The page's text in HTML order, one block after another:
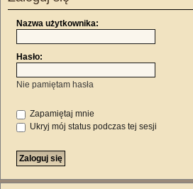
Nazwa użytkownika:
Hasło:
Nie pamiętam hasła
Zapamiętaj mnie
Ukryj mój status podczas tej sesji